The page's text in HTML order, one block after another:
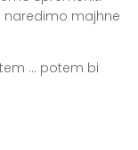
majhne
… potem bi